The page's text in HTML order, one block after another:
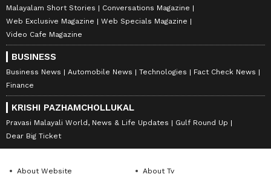
Malayalam Short Stories
Conversations Magazine
Web Exclusive Magazine
Web Specials Magazine
Video Cafe Magazine
BUSINESS
Business News Automobile News Technologies
Fact Check News
Finance
KRISHI PAZHAMCHOLLUKAL
Pravasi Malayali World, News & Life Updates
Gulf Round Up
Dear Big Ticket
About Website About Tv